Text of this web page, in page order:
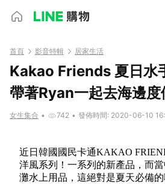
首頁 影音特輯 居家生活
Kakao Friends 夏日水
帶著Ryan一起去海邊度
女生集合 • 742 • 發佈時間: 2020-06-10
近日韓國國民卡通KAKAO
洋風系列！一系列的新產品，而
灘水上用品，這絕對是夏天必備的